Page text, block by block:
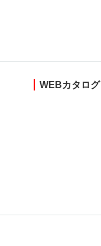
WEBカタログ